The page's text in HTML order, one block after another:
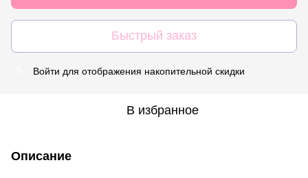
Быстрый заказ
Войти для отображения накопительной скидки
В избранное
Описание